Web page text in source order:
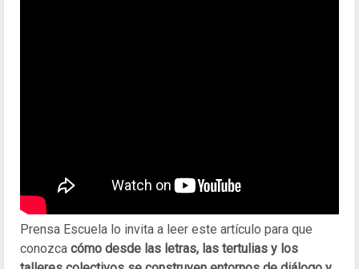
Prensa Escuela lo invita a leer este artículo para que
conozca cómo desde las letras, las tertulias y los